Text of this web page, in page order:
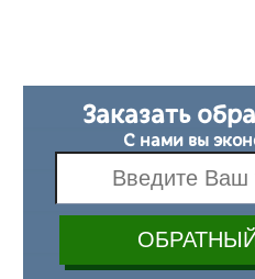
Заказать
С нами вы